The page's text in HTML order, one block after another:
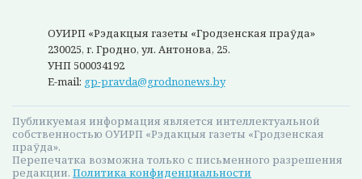
ОУИРП «Рэдакцыя газеты «Гродзенская праўда»
230025, г. Гродно, ул. Антонова, 25.
УНП 500034192
E-mail: gp-pravda@grodnonews.by
Публикуемая информация является интеллектуальной
собственностью ОУИРП «Рэдакцыя газеты «Гродзенская
праўда».
Перепечатка возможна только с письменного разрешения
редакции. Политика конфиденциальности